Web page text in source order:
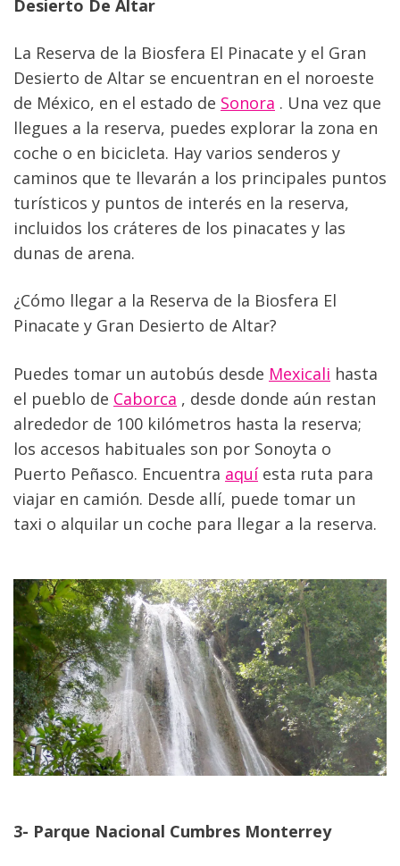
Desierto De Altar
La Reserva de la Biosfera El Pinacate y el Gran
Desierto de Altar se encuentran en el noroeste
de México, en el estado de Sonora . Una vez que
llegues a la reserva, puedes explorar la zona en
coche o en bicicleta. Hay varios senderos y
caminos que te llevarán a los principales puntos
turísticos y puntos de interés en la reserva,
incluidos los cráteres de los pinacates y las
dunas de arena.
¿Cómo llegar a la Reserva de la Biosfera El
Pinacate y Gran Desierto de Altar?
Puedes tomar un autobús desde Mexicali hasta
el pueblo de Caborca ​​, desde donde aún restan
alrededor de 100 kilómetros hasta la reserva;
los accesos habituales son por Sonoyta o
Puerto Peñasco. Encuentra aquí esta ruta para
viajar en camión. Desde allí, puede tomar un
taxi o alquilar un coche para llegar a la reserva.
3- Parque Nacional Cumbres Monterrey